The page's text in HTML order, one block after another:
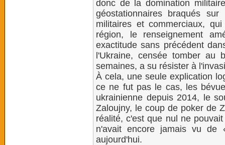
donc de la domination
géostationnaires braqués
militaires et commerciaux,
région, le renseignement
exactitude sans précédent
l'Ukraine, censée tomber au
semaines, a su résister à
À cela, une seule explication
ce ne fut pas le cas, les
ukrainienne depuis 2014, le
Zaloujny, le coup de poker de
réalité, c'est que nul ne
n'avait encore jamais vu de
aujourd'hui.